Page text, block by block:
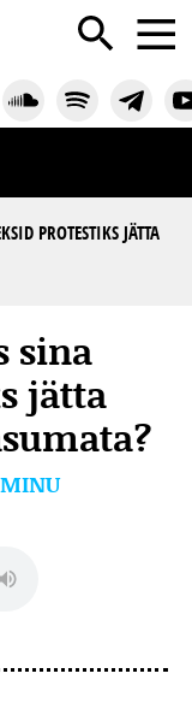
PROTESTIKS JÄTTA
sina
jätta
MINU